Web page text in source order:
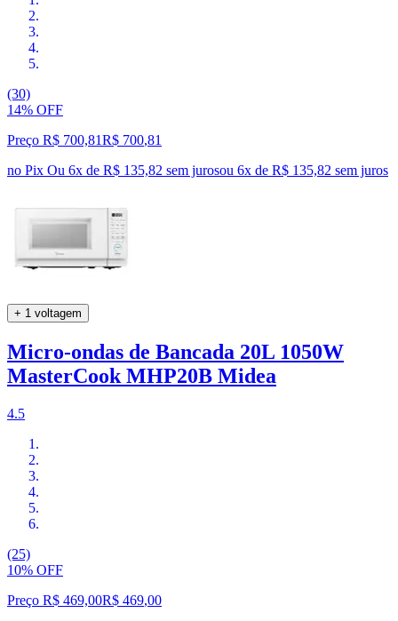
(30)
14% OFF
Preço R$ 700,81R$ 700,81
no Pix Ou 6x de R$ 135,82 sem jurosou 6x de R$ 135,82 sem juros
+ 1 voltagem
Micro-ondas de Bancada 20L 1050W
MasterCook MHP20B Midea
4.5
(25)
10% OFF
Preço R$ 469,00R$ 469,00